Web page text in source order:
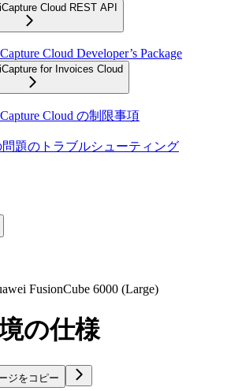
Cloud REST API
Cloud Developer’s Package
for Invoices Cloud
Cloud の制限事項
題のトラブルシューティング
FusionCube 6000 (Large)
の仕様
ジをコピー